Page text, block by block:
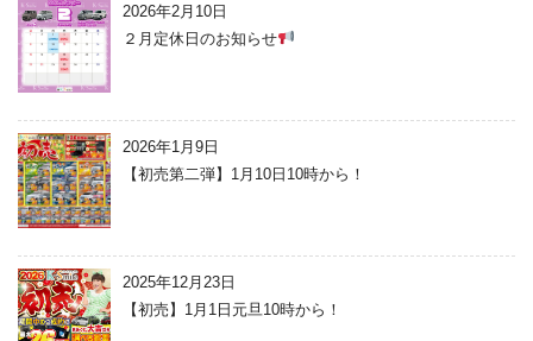
2026年2月10日
２月定休日のお知らせ
2026年1月9日
【初売第二弾】1月10日10時から！
2025年12月23日
【初売】1月1日元旦10時から！